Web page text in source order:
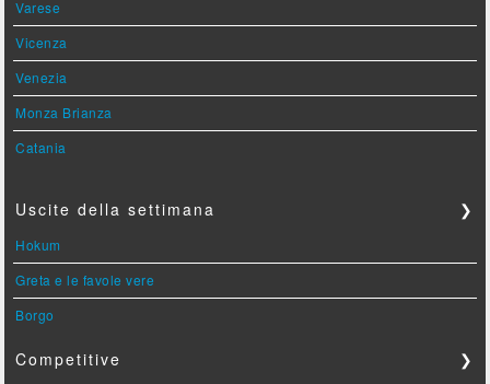
Varese
Vicenza
Venezia
Monza Brianza
Catania
Uscite della settimana ❯
Hokum
Greta e le favole vere
Borgo
Competitive ❯